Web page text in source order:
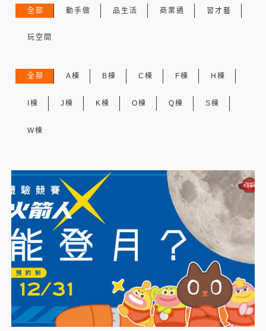
全部 動手做 品生活 商業通 習才藝
玩空間
全部 A棟 B棟 C棟 F棟 H棟
I棟 J棟 K棟 O棟 Q棟 S棟
W棟